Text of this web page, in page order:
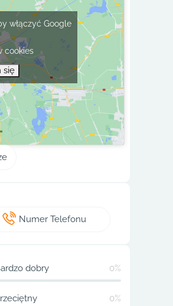
włączyć Google
cookies
się
Numer Telefonu
dobry 0%
0%